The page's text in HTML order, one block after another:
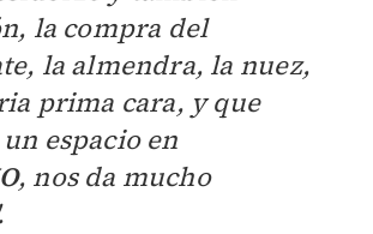
la compra del
la almendra, la nuez,
prima cara, y que
espacio en
, nos da mucho